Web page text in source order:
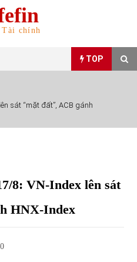
Tài chính
TOP
Việt Nam nhập khẩu nhiều nhất tháng
sát “mặt đất”, ACB gánh
8: VN-Index lên sát
HNX-Index